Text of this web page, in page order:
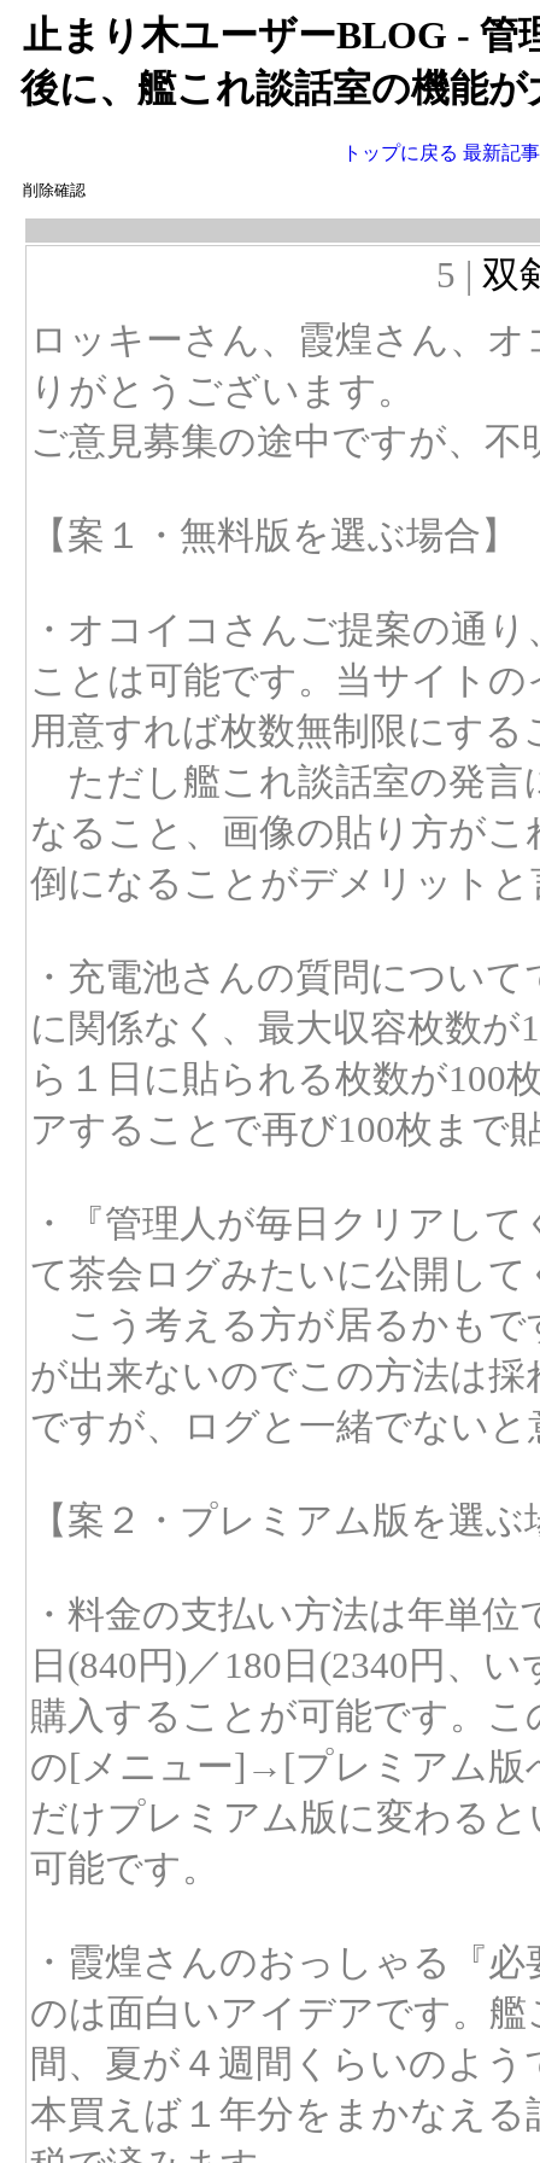
止まり木ユーザーBLOG - 管
後に、艦これ談話室の機能
トップに戻る 最新記
削除確認
5 | 双
ロッキーさん、霞煌さん、
りがとうございます。
ご意見募集の途中ですが、
【案１・無料版を選ぶ場合】
・オコイコさんご提案の通
ことは可能です。当サイト
用意すれば枚数無制限にす
ただし艦これ談話室の発言
なること、画像の貼り方が
倒になることがデメリット
・充電池さんの質問につい
に関係なく、最大収容枚数
ら１日に貼られる枚数が100
アすることで再び100枚まで
・『管理人が毎日クリアし
て茶会ログみたいに公開し
こう考える方が居るかもで
が出来ないのでこの方法は
ですが、ログと一緒でない
【案２・プレミアム版を選ぶ
・料金の支払い方法は年単
日(840円)／180日(2340円、
購入することが可能です。
の[メニュー]→[プレミアム版
だけプレミアム版に変わる
可能です。
・霞煌さんのおっしゃる『
のは面白いアイデアです。
間、夏が４週間くらいのよ
本買えば１年分をまかなえ